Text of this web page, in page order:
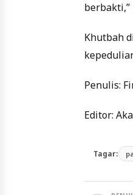
berbakti,”
Khutbah
Penulis:
Editor:
Tagar: